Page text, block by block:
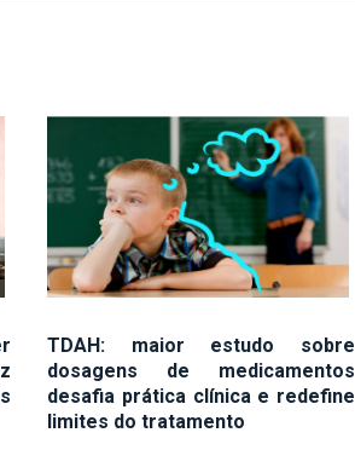
TDAH: maior estudo sobre
dosagens de medicamentos
desafia prática clínica e redefine
limites do tratamento